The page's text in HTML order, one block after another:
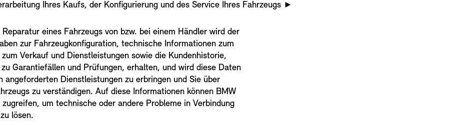
Ihres Kaufs, der Konfigurierung und des Service Ihres Fahrzeugs ►
eines Fahrzeugs von bzw. bei einem Händler wird der
zur Fahrzeugkonfiguration, technische Informationen zum
Verkauf und Dienstleistungen sowie die Kundenhistorie,
Garantiefällen und Prüfungen, erhalten, und wird diese Daten
angeforderten Dienstleistungen zu erbringen und Sie über
zu verständigen. Auf diese Informationen können BMW
um technische oder andere Probleme in Verbindung
lösen.